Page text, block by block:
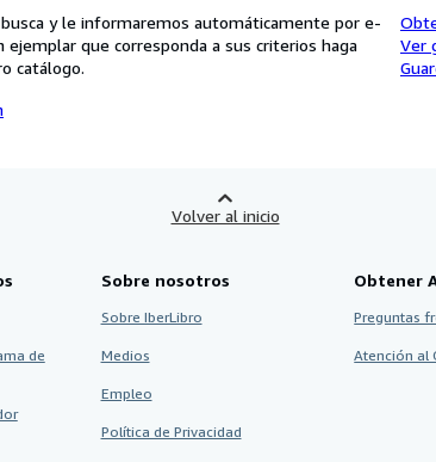
y le informaremos automáticamente por e-
ejemplar que corresponda a sus criterios haga
catálogo.
Ver
Volver al inicio
de
Sobre nosotros
Sobre IberLibro
Medios
Empleo
Política de Privacidad
Obtener
Preguntas
Atención al